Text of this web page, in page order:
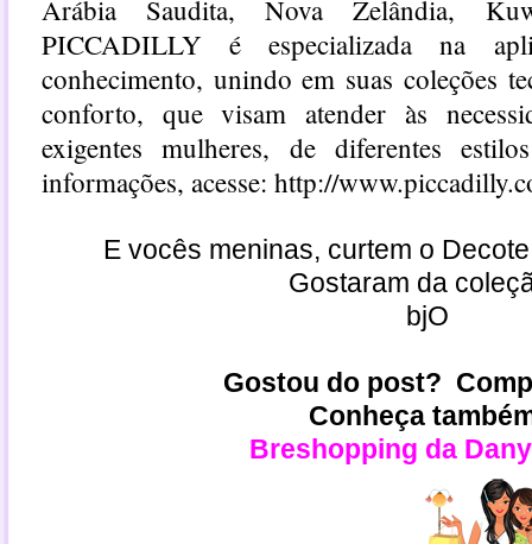
Arábia Saudita, Nova Zelândia,
PICCADILLY é especializada na
conhecimento, unindo em suas coleções
conforto, que visam atender às
exigentes mulheres, de diferentes
informações, acesse: http://
E vocês meninas, curtem o
Gostaram da
bjO
Gostou do post?
Conheça
Breshopping da